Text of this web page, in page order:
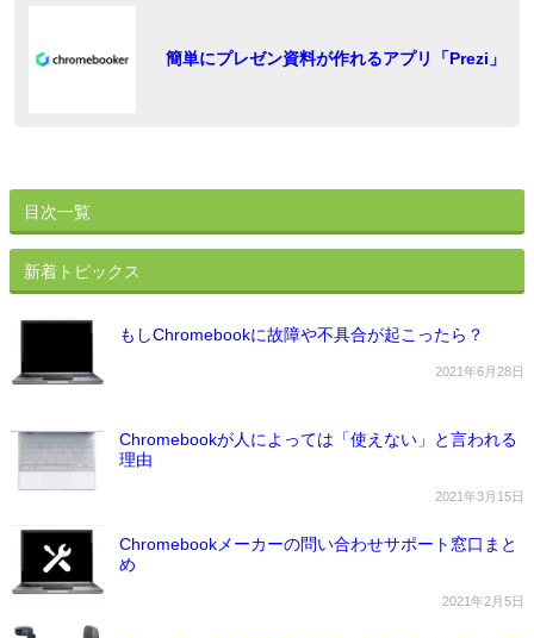
簡単にプレゼン資料が作れるアプリ「Prezi」
目次一覧
新着トピックス
もしChromebookに故障や不具合が起こったら？
2021年6月28日
Chromebookが人によっては「使えない」と言われる
理由
2021年3月15日
Chromebookメーカーの問い合わせサポート窓口まと
め
2021年2月5日